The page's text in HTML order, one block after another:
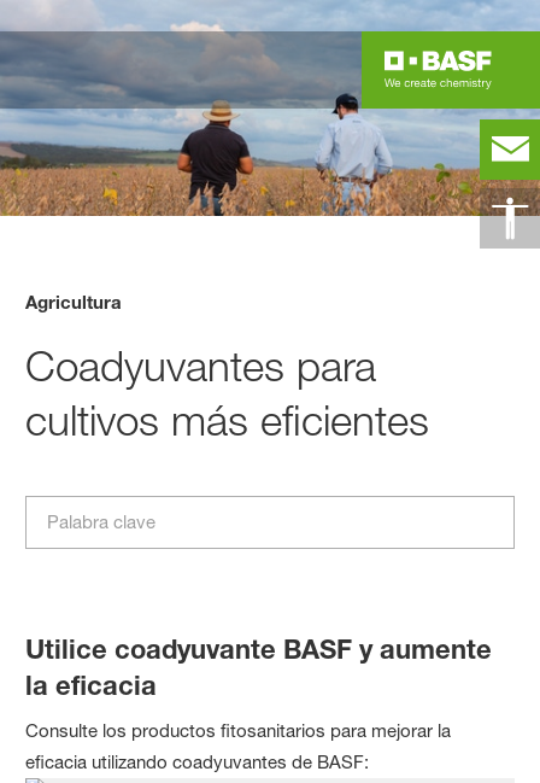
Agricultura
Coadyuvantes para
cultivos más eficientes
Utilice coadyuvante BASF y aumente
la eficacia
Consulte los productos fitosanitarios para mejorar la
eficacia utilizando coadyuvantes de BASF: